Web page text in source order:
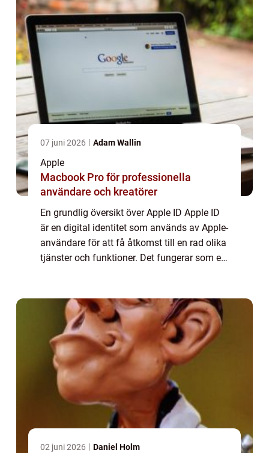
07 juni 2026 Adam Wallin
Apple
Macbook Pro för professionella
användare och kreatörer
En grundlig översikt över Apple ID Apple ID
är en digital identitet som används av Apple-
användare för att få åtkomst till en rad olika
tjänster och funktioner. Det fungerar som en
02 juni 2026 Daniel Holm